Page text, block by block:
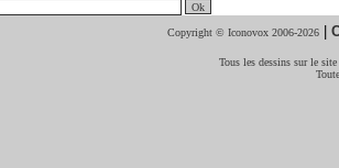
Copyright © Iconovox 2006-2026 |
Tous les dessins sur le